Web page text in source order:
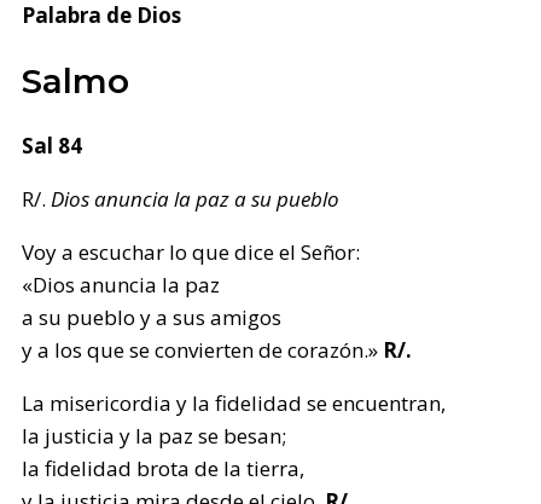
Palabra de Dios
Salmo
Sal 84
R/.Dios anuncia la paz a su pueblo
Voy a escuchar lo que dice el Señor:
«Dios anuncia la paz
a su pueblo y a sus amigos
y a los que se convierten de corazón.» R/.
La misericordia y la fidelidad se encuentran,
la justicia y la paz se besan;
la fidelidad brota de la tierra,